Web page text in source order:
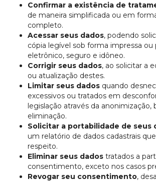
Confirmar a existência de
de maneira simplificada ou em
completo.
Acessar seus dados, podendo
cópia legível sob forma impressa ou
eletrônico, seguro e idôneo.
Corrigir seus dados, ao solicitar a
ou atualização destes.
Limitar seus dados quando
excessivos ou tratados em
legislação através da anonimização,
eliminação.
Solicitar a portabilidade de seus
um relatório de dados cadastrais
respeito.
Eliminar seus dados tratados a
consentimento, exceto nos casos
Revogar seu consentimento,